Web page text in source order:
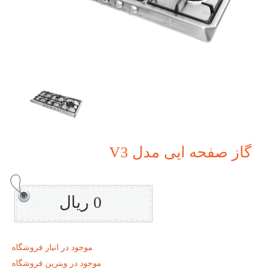
گاز صفحه ایی مدل V3
0 ریال
موجود در انبار فروشگاه
موجود در ویترین فروشگاه